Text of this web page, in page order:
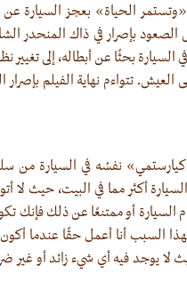
«وتستمر الحياة» بعجز السيارة
الصعود بإصرار في ذاك المنحدر
السيارة بحثًا عن أبطاله، إلى
العيش. تتواءم نهاية الفيلم
«كيارستمي» نفسُه في السيارة
السيارة أكثر مما في البيت، حيث
السيارة أو ممتنعًا عن ذلك فإنك
لهذا السبب أنا أعمل حقًا عندما
يوجد فيه أي شيء زائد أو غير